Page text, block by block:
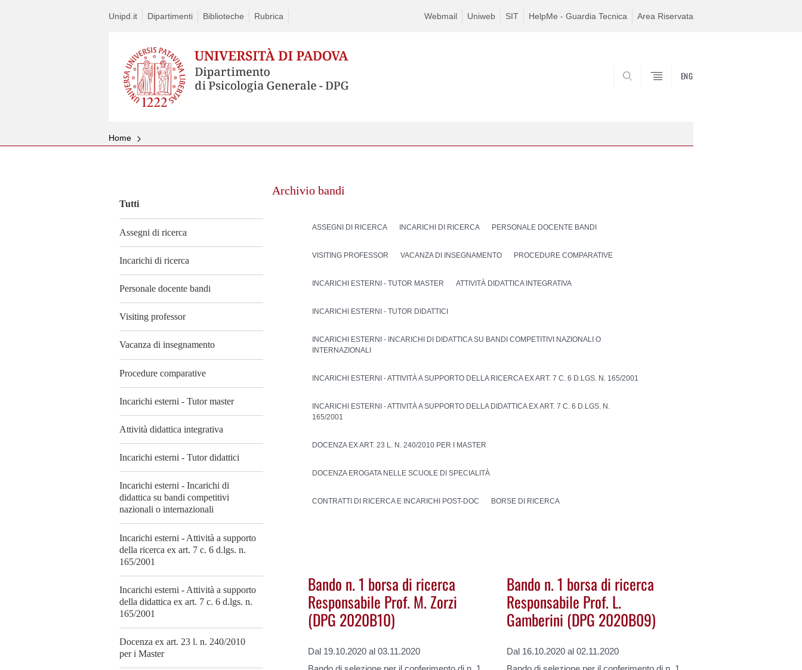
Unipd.it Dipartimenti Biblioteche Rubrica Webmail Uniweb SIT HelpMe - Guardia Tecnica Area Riservata
ENG
Home
Tutti
Assegni di ricerca
Incarichi di ricerca
Personale docente bandi
Visiting professor
Vacanza di insegnamento
Procedure comparative
Incarichi esterni - Tutor master
Attività didattica integrativa
Incarichi esterni - Tutor didattici
Incarichi esterni - Incarichi di
didattica su bandi competitivi
nazionali o internazionali
Incarichi esterni - Attività a supporto
della ricerca ex art. 7 c. 6 d.lgs. n.
165/2001
Incarichi esterni - Attività a supporto
della didattica ex art. 7 c. 6 d.lgs. n.
165/2001
Docenza ex art. 23 l. n. 240/2010
per i Master
Archivio bandi
ASSEGNI DI RICERCA INCARICHI DI RICERCA PERSONALE DOCENTE BANDI
VISITING PROFESSOR VACANZA DI INSEGNAMENTO PROCEDURE COMPARATIVE
INCARICHI ESTERNI - TUTOR MASTER ATTIVITÀ DIDATTICA INTEGRATIVA
INCARICHI ESTERNI - TUTOR DIDATTICI
INCARICHI ESTERNI - INCARICHI DI DIDATTICA SU BANDI COMPETITIVI NAZIONALI O
INTERNAZIONALI
INCARICHI ESTERNI - ATTIVITÀ A SUPPORTO DELLA RICERCA EX ART. 7 C. 6 D.LGS. N. 165/2001
INCARICHI ESTERNI - ATTIVITÀ A SUPPORTO DELLA DIDATTICA EX ART. 7 C. 6 D.LGS. N.
165/2001
DOCENZA EX ART. 23 L. N. 240/2010 PER I MASTER
DOCENZA EROGATA NELLE SCUOLE DI SPECIALITÀ
CONTRATTI DI RICERCA E INCARICHI POST-DOC BORSE DI RICERCA
Bando n. 1 borsa di ricerca
Responsabile Prof. M. Zorzi
(DPG 2020B10)
Dal 19.10.2020 al 03.11.2020
Bando n. 1 borsa di ricerca
Responsabile Prof. L.
Gamberini (DPG 2020B09)
Dal 16.10.2020 al 02.11.2020